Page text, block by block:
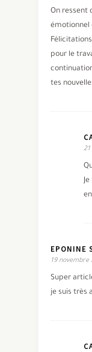
On ressent
émotionnel
pour le
tes
21
EPONINE
19 novembre
Super
je suis très